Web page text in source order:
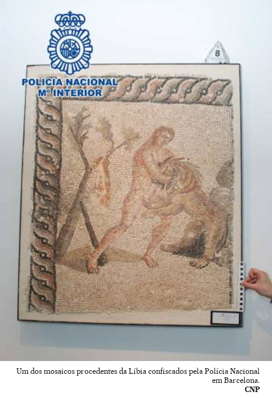
Um dos mosaicos procedentes da Líbia confiscados pela Polícia Nacional
em Barcelona.
CNP